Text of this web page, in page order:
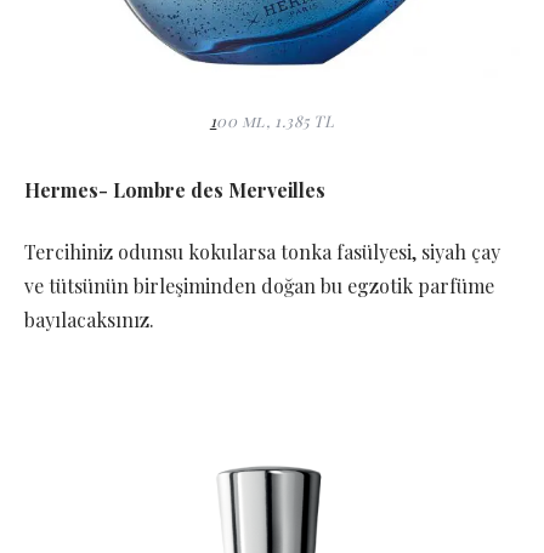
100 ml, 1.385 TL
Hermes- Lombre des Merveilles
Tercihiniz odunsu kokularsa tonka fasülyesi, siyah çay
ve tütsünün birleşiminden doğan bu egzotik parfüme
bayılacaksınız.